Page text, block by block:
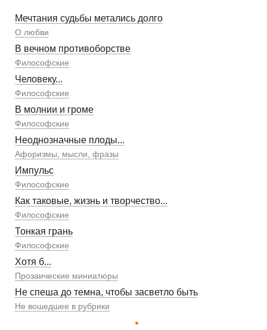
Мечтания судьбы метались долго
О любви
В вечном противоборстве
Философские
Человеку...
Философские
В молнии и громе
Философские
Неоднозначные плоды...
Афоризмы, мысли, фразы
Импульс
Философские
Как таковые, жизнь и творчество...
Философские
Тонкая грань
Философские
Хотя б...
Прозаические миниатюры
Не спеша до темна, чтобы засветло быть
Не вошедшее в рубрики